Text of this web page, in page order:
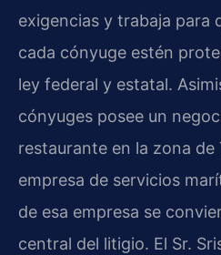
exigencias y trabaja para
cada cónyuge estén
ley federal y estatal.
cónyuges posee un
restaurante en la zona
empresa de servicios
de esa empresa se
central del litigio. El Sr.